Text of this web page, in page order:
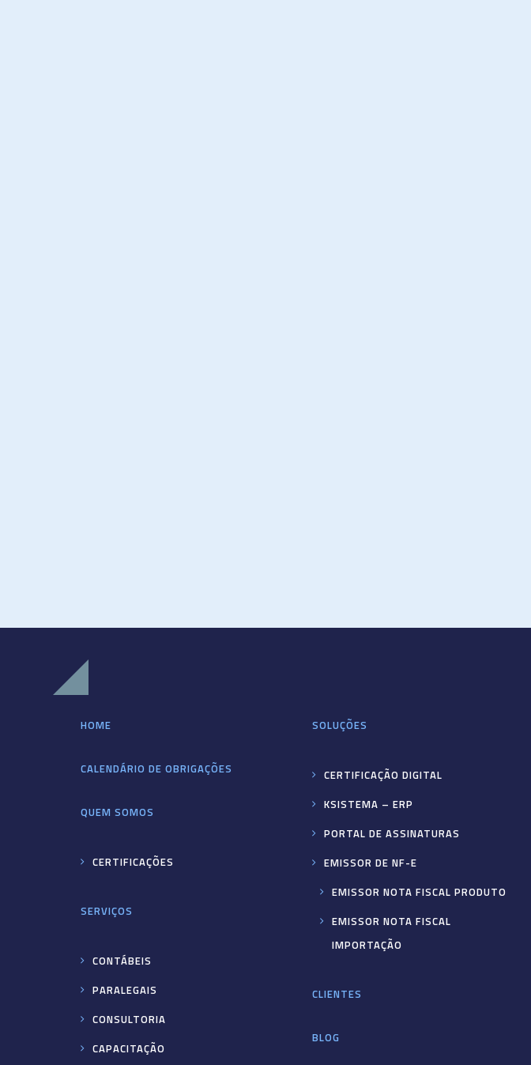
HOME
CALENDÁRIO DE OBRIGAÇÕES
QUEM SOMOS
CERTIFICAÇÕES
SERVIÇOS
CONTÁBEIS
PARALEGAIS
CONSULTORIA
CAPACITAÇÃO
SOLUÇÕES
CERTIFICAÇÃO DIGITAL
KSISTEMA – ERP
PORTAL DE ASSINATURAS
EMISSOR DE NF-E
EMISSOR NOTA FISCAL PRODUTO
EMISSOR NOTA FISCAL
IMPORTAÇÃO
CLIENTES
BLOG